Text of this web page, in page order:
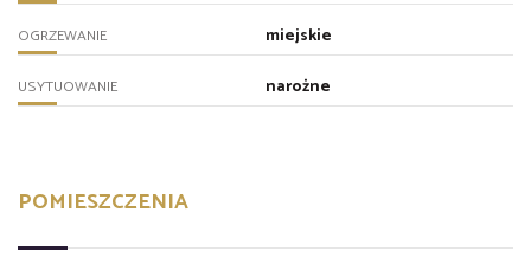
OGRZEWANIE miejskie
USYTUOWANIE narożne
POMIESZCZENIA